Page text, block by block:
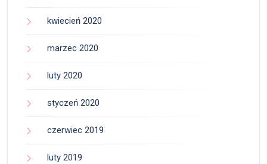
kwiecień 2020
marzec 2020
luty 2020
styczeń 2020
czerwiec 2019
luty 2019